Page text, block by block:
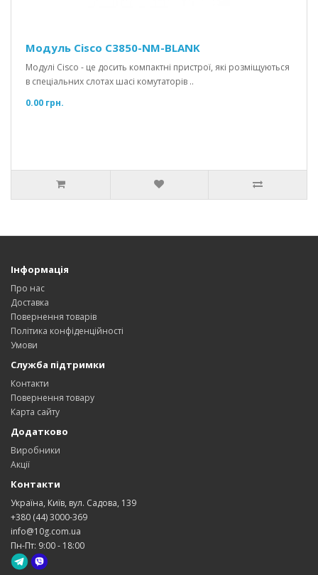
Модуль Cisco C3850-NM-BLANK
Модулі Cisco - це досить компактні пристрої, які розміщуються
в спеціальних слотах шасі комутаторів ..
0.00 грн.
Інформація
Про нас
Доставка
Повернення товарів
Політика конфіденційності
Умови
Служба підтримки
Контакти
Повернення товару
Карта сайту
Додатково
Виробники
Акції
Контакти
Україна, Київ, вул. Садова, 139
+380 (44) 3000-369
info@10g.com.ua
Пн-Пт: 9:00 - 18:00